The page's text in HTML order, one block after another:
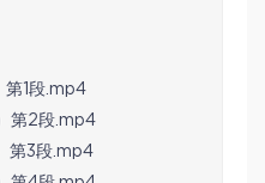
第1段.mp4
第2段.mp4
第3段.mp4